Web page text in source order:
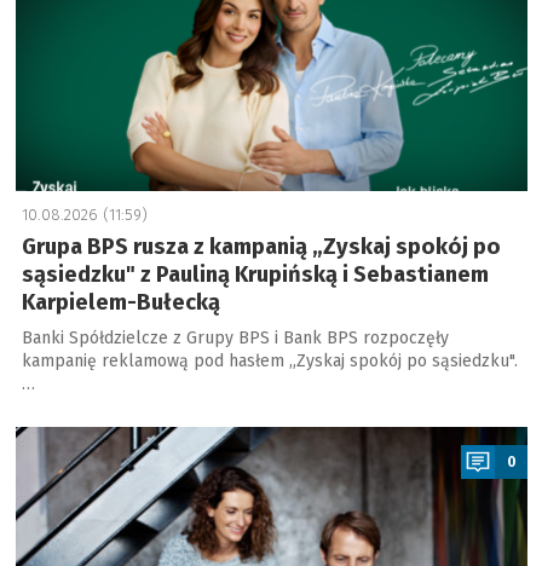
10.08.2026 (11:59)
Grupa BPS rusza z kampanią „Zyskaj spokój po
sąsiedzku" z Pauliną Krupińską i Sebastianem
Karpielem-Bułecką
Banki Spółdzielcze z Grupy BPS i Bank BPS rozpoczęły
kampanię reklamową pod hasłem „Zyskaj spokój po sąsiedzku".
…
a
0